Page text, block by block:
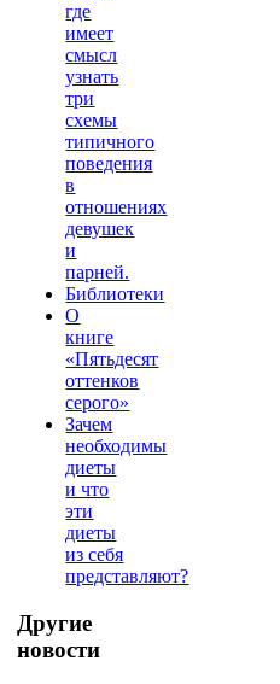
где
имеет
смысл
узнать
три
схемы
типичного
поведения
в
отношениях
девушек
и
парней.
Библиотеки
О
книге
«Пятьдесят
оттенков
серого»
Зачем
необходимы
диеты
и что
эти
диеты
из себя
представляют?
Другие
новости